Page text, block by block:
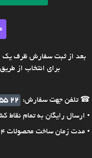
بعد از ثبت سفارش ظرف یک
برای انتخاب از
☎ تلفن جهت سفارش:
22
• ارسال رایگان به تمام نقاط
• مدت زمان ساخت محصولات 24 الی 72 ساعت می‌باشد.